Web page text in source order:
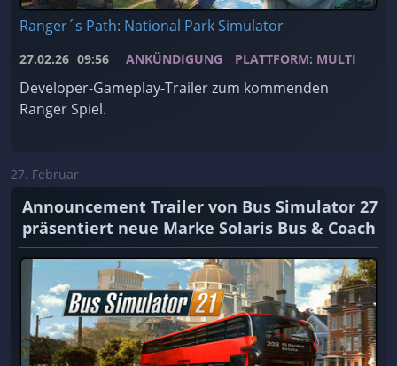
Ranger´s Path: National Park Simulator
27.02.26 09:56 ANKÜNDIGUNG PLATTFORM: MULTI
Developer-Gameplay-Trailer zum kommenden
Ranger Spiel.
27. Februar
Announcement Trailer von Bus Simulator 27
präsentiert neue Marke Solaris Bus & Coach